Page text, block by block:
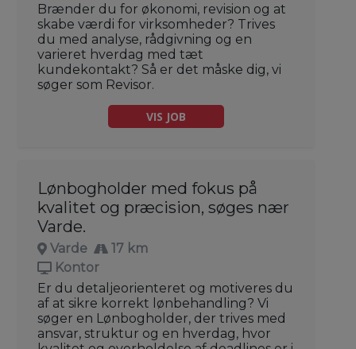
Brænder du for økonomi, revision og at
skabe værdi for virksomheder? Trives
du med analyse, rådgivning og en
varieret hverdag med tæt
kundekontakt? Så er det måske dig, vi
søger som Revisor.
VIS JOB
Lønbogholder med fokus på
kvalitet og præcision, søges nær
Varde.
Varde
17 km
Kontor
Er du detaljeorienteret og motiveres du
af at sikre korrekt lønbehandling? Vi
søger en Lønbogholder, der trives med
ansvar, struktur og en hverdag, hvor